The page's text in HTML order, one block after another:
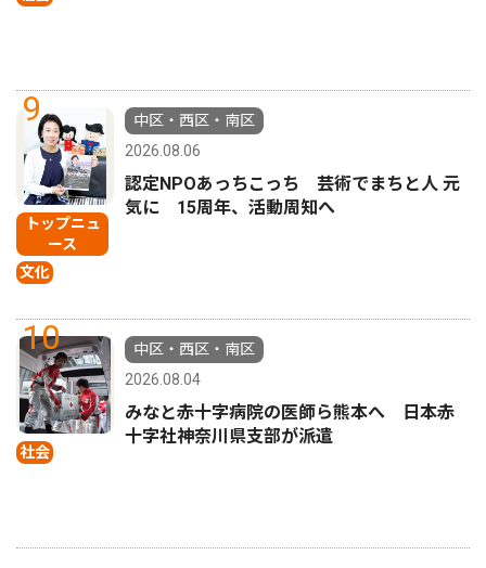
9
トップニュ
ース
文化
中区・西区・南区
2026.08.06
認定NPOあっちこっち 芸術でまちと人 元
気に 15周年、活動周知へ
10
社会
中区・西区・南区
2026.08.04
みなと赤十字病院の医師ら熊本へ 日本赤
十字社神奈川県支部が派遣